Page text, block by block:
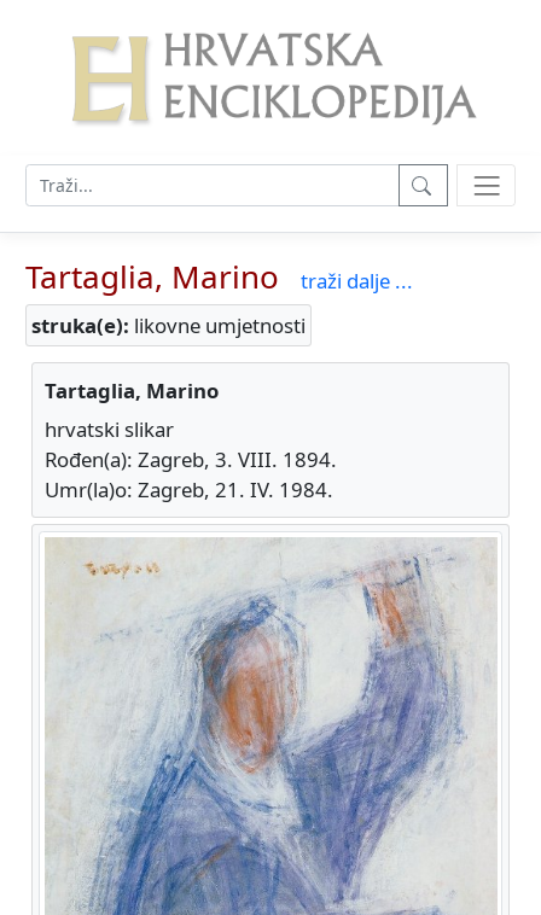
Tartaglia, Marino
traži dalje ...
struka(e): likovne umjetnosti
Tartaglia, Marino
hrvatski slikar
Rođen(a): Zagreb, 3. VIII. 1894.
Umr(la)o: Zagreb, 21. IV. 1984.